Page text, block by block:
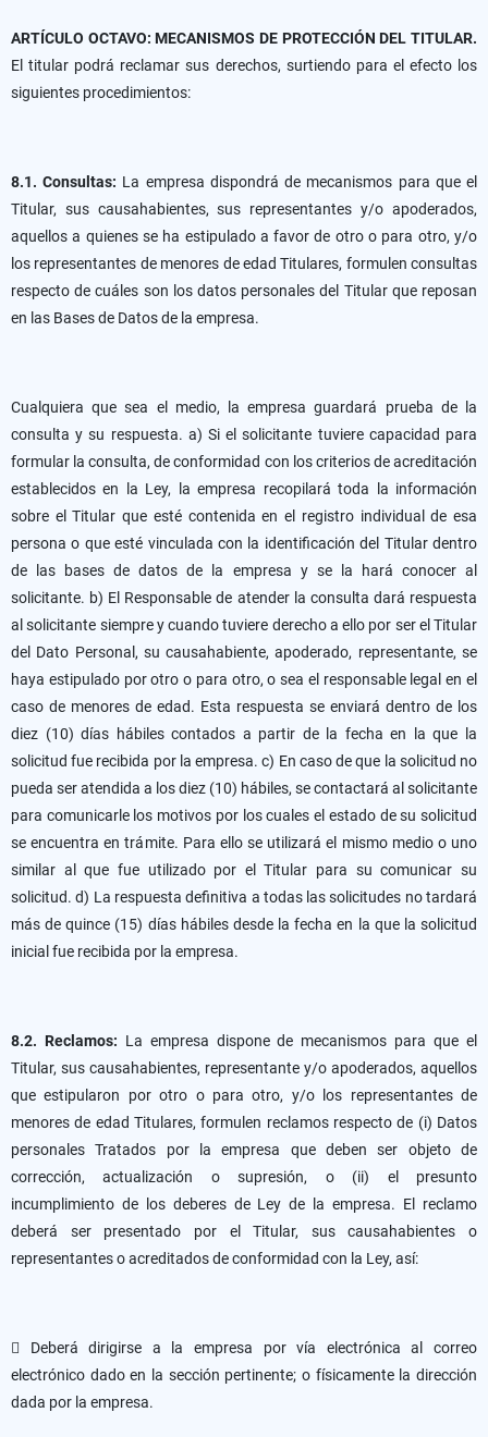
ARTÍCULO OCTAVO: MECANISMOS DE PROTECCIÓN DEL TITULAR.
El titular podrá reclamar sus derechos, surtiendo para el efecto los
siguientes procedimientos:
8.1. Consultas: La empresa dispondrá de mecanismos para que el
Titular, sus causahabientes, sus representantes y/o apoderados,
aquellos a quienes se ha estipulado a favor de otro o para otro, y/o
los representantes de menores de edad Titulares, formulen consultas
respecto de cuáles son los datos personales del Titular que reposan
en las Bases de Datos de la empresa.
Cualquiera que sea el medio, la empresa guardará prueba de la
consulta y su respuesta. a) Si el solicitante tuviere capacidad para
formular la consulta, de conformidad con los criterios de acreditación
establecidos en la Ley, la empresa recopilará toda la información
sobre el Titular que esté contenida en el registro individual de esa
persona o que esté vinculada con la identificación del Titular dentro
de las bases de datos de la empresa y se la hará conocer al
solicitante. b) El Responsable de atender la consulta dará respuesta
al solicitante siempre y cuando tuviere derecho a ello por ser el Titular
del Dato Personal, su causahabiente, apoderado, representante, se
haya estipulado por otro o para otro, o sea el responsable legal en el
caso de menores de edad. Esta respuesta se enviará dentro de los
diez (10) días hábiles contados a partir de la fecha en la que la
solicitud fue recibida por la empresa. c) En caso de que la solicitud no
pueda ser atendida a los diez (10) hábiles, se contactará al solicitante
para comunicarle los motivos por los cuales el estado de su solicitud
se encuentra en trámite. Para ello se utilizará el mismo medio o uno
similar al que fue utilizado por el Titular para su comunicar su
solicitud. d) La respuesta definitiva a todas las solicitudes no tardará
más de quince (15) días hábiles desde la fecha en la que la solicitud
inicial fue recibida por la empresa.
8.2. Reclamos: La empresa dispone de mecanismos para que el
Titular, sus causahabientes, representante y/o apoderados, aquellos
que estipularon por otro o para otro, y/o los representantes de
menores de edad Titulares, formulen reclamos respecto de (i) Datos
personales Tratados por la empresa que deben ser objeto de
corrección, actualización o supresión, o (ii) el presunto
incumplimiento de los deberes de Ley de la empresa. El reclamo
deberá ser presentado por el Titular, sus causahabientes o
representantes o acreditados de conformidad con la Ley, así:
 Deberá dirigirse a la empresa por vía electrónica al correo
electrónico dado en la sección pertinente; o físicamente la dirección
dada por la empresa.